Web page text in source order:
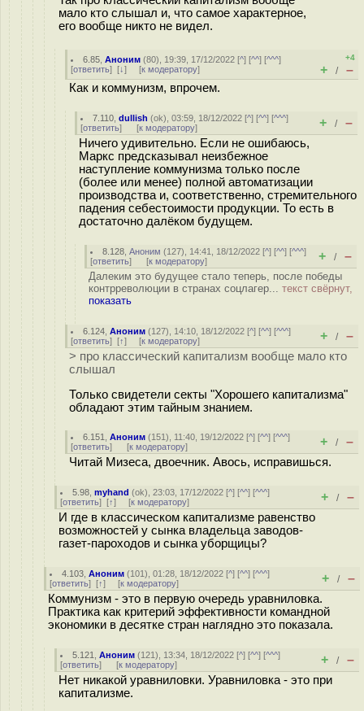
мало кто слышал и, что самое характерное,
его вообще никто не видел.
6.85 ,Аноним (80), 19:39, 17/12/2022 [^] [^^] [^^^]
[ответить] [↓] [к модератору]
+4
+ / –
Как и коммунизм, впрочем.
7.110 ,dullish (ok), 03:59, 18/12/2022 [^] [^^] [^^^]
[ответить] [к модератору] + / –
Ничего удивительно. Если не ошибаюсь,
Маркс предсказывал неизбежное
наступление коммунизма только после
(более или менее) полной автоматизации
производства и, соответственно, стремительного
падения себестоимости продукции. То есть в
достаточно далёком будущем.
8.128 ,Аноним (127), 14:41, 18/12/2022 [^] [^^] [^^^]
[ответить] [к модератору] + / –
Далеким это будущее стало теперь, после победы
контрреволюции в странах соцлагер... текст свёрнут,
показать
6.124 ,Аноним (127), 14:10, 18/12/2022 [^] [^^] [^^^]
[ответить] [↑] [к модератору] + / –
> про классический капитализм вообще мало кто
слышал
Только свидетели секты "Хорошего капитализма"
обладают этим тайным знанием.
6.151 ,Аноним (151), 11:40, 19/12/2022 [^] [^^] [^^^]
[ответить] [к модератору] + / –
Читай Мизеса, двоечник. Авось, исправишься.
5.98 ,myhand (ok), 23:03, 17/12/2022 [^] [^^] [^^^]
[ответить] [↑] [к модератору] + / –
И где в классическом капитализме равенство
возможностей у сынка владельца заводов-
газет-пароходов и сынка уборщицы?
4.103 ,Аноним (101), 01:28, 18/12/2022 [^] [^^] [^^^]
[ответить] [↑] [к модератору] + / –
Коммунизм - это в первую очередь уравниловка.
Практика как критерий эффективности командной
экономики в десятке стран наглядно это показала.
5.121 ,Аноним (121), 13:34, 18/12/2022 [^] [^^] [^^^]
[ответить] [к модератору] + / –
Нет никакой уравниловки. Уравниловка - это при
капитализме.